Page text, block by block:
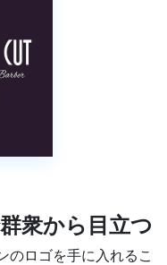
衆から目立つ
のロゴを手に入れるこ